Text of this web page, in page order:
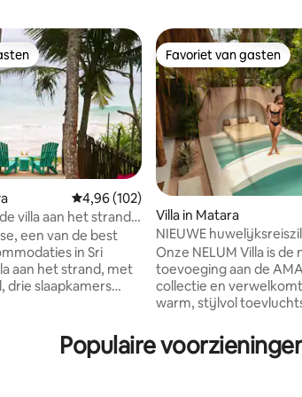
Gemiddelde beoordeling van 4,96 op
4,96 (102)
villa aan het strand
chef-kok en
een van de best
in Sri
aan het strand, met
drie slaapkamers
de allerbeste Airbnb-
combineert
Favoriet van gasten
Favoriet van gasten
Villa in Matara
NIEUWE
privézwembad -
Onze NELUM Villa is de
toevoeging aan de
collectie en
warm, stijlvol
een tropische
een Marokkaans
Populaire